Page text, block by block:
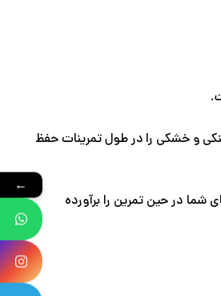
و خشکی را در طول تمرینات حفظ
شما در حین تمرین را برآورده
←